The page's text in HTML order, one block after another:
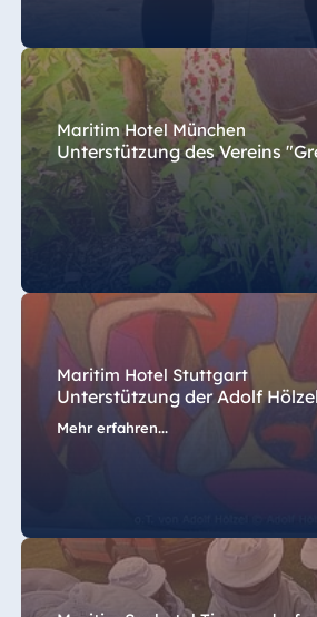
Maritim Hotel München
Unterstützung des Vereins
Maritim Hotel Stuttgart
Unterstützung der Adolf
Mehr erfahren...